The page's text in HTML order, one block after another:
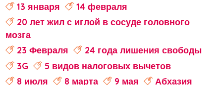
13 января
14 февраля
20 лет жил с иглой в сосуде головного
мозга
23 Февраля
24 года лишения свободы
3G
5 видов налоговых вычетов
8 июля
8 марта 9 мая Абхазия